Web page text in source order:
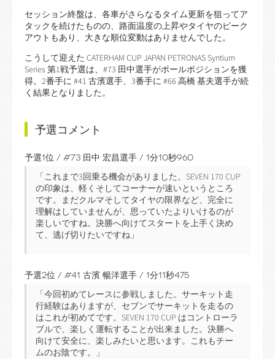
セッション終盤は、各車がさらなるタイム更新を狙ってア
タックを続けたものの、路面温度の上昇やタイヤのピーク
アウトもあり、大きな順位変動はありませんでした。
こうして迎えた CATERHAM CUP JAPAN PETRONAS Syntium
Series 第1戦予選は、#73 田中選手がポールポジションを獲
得。2番手に #41 古濱選手、3番手に #66 高橋 基夫選手が続
く結果となりました。
予選コメント
予選1位 / #73 田中 宏昌選手 / 1分10秒960
「これまで3回乗る機会がありました。SEVEN 170 CUP
の印象は、軽くそしてコーナーが速いというところ
です。まだクルマそしてタイヤの限界など、完全に
理解はしていませんが、思っていたよりいけるのが
楽しいですね。決勝へ向けてスタートを上手く決め
て、逃げ切りたいですね」
予選2位 / #41 古濱 暢洋選手 / 1分11秒475
「今回初めてレースに参戦しました。サーキット走
行経験はありますが、セブンでサーキットを走るの
はこれが初めてです。SEVEN 170 CUP はコントローラ
ブルで、楽しく運転することが出来ました。決勝へ
向けて安全に、楽しみたいと思います。これもチー
ムのお陰です。」